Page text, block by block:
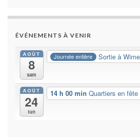
ÉVÉNEMENTS À VENIR
AOÛT
8
sam
Journée entière Sortie à
AOÛT
24
lun
14 h 00 min Quartiers en fête